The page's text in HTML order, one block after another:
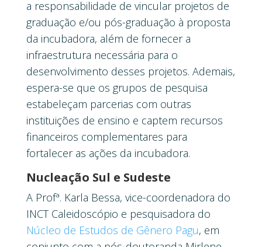
a responsabilidade de vincular projetos de
graduação e/ou pós-graduação à proposta
da incubadora, além de fornecer a
infraestrutura necessária para o
desenvolvimento desses projetos. Ademais,
espera-se que os grupos de pesquisa
estabeleçam parcerias com outras
instituições de ensino e captem recursos
financeiros complementares para
fortalecer as ações da incubadora.
Nucleação Sul e Sudeste
A Profª. Karla Bessa, vice-coordenadora do
INCT Caleidoscópio e pesquisadora do
Núcleo de Estudos de Gênero Pagu, em